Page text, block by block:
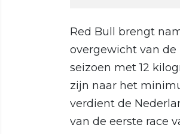
Red Bull brengt
overgewicht van de
seizoen met 12
zijn naar het
verdient de
van de eerste race